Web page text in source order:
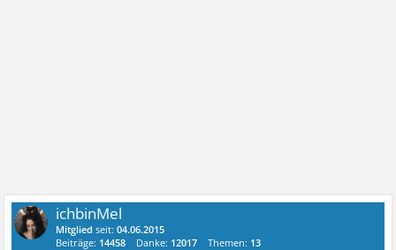
ichbinMel
Mitglied seit:04.06.2015
Beiträge: 14458 Danke: 12017 Themen: 13